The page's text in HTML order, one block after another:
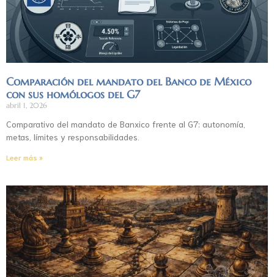
Comparación del mandato del Banco de México
con sus homólogos del G7
abril 1, 2026
Comparativo del mandato de Banxico frente al G7: autonomía,
metas, límites y responsabilidades.
Leer más »